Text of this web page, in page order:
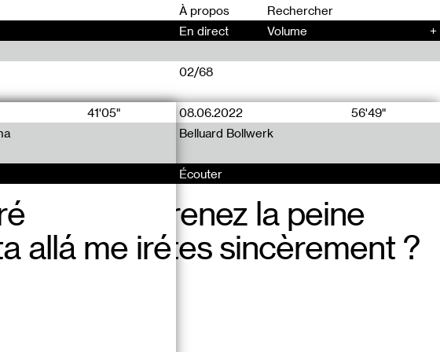
À propos
En direct Volume +
41'05"
allá me iré
02/68
08.06.2022
56'49"
Belluard Bollwerk
Écouter
que vous prenez la peine
mes textes sincèrement ?
04.05.2022
71'20"
Écouter
eh, ce que je fais à 7
ce que je fais à 7 ans